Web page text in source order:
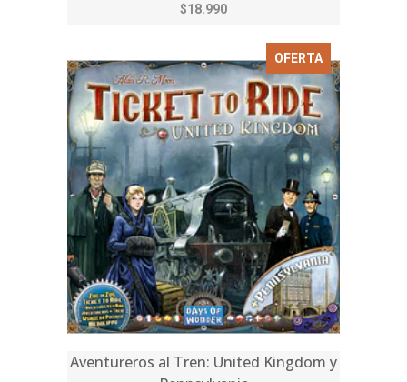
$18.990
OFERTA
Aventureros al Tren: United Kingdom y